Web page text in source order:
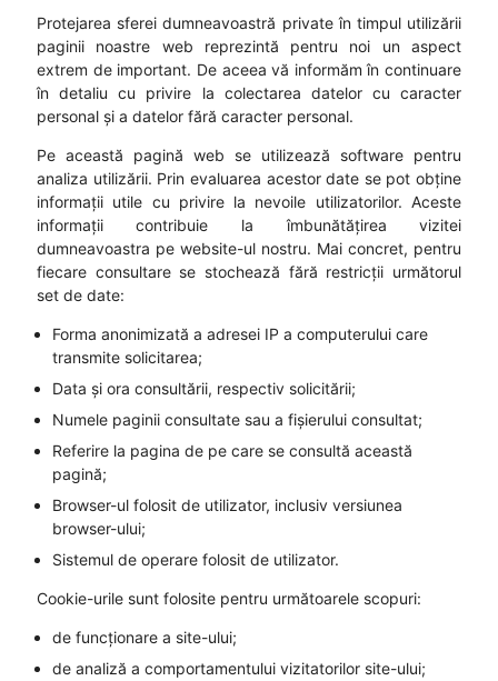
Protejarea sferei dumneavoastră private în timpul utilizării
paginii noastre web reprezintă pentru noi un aspect
extrem de important. De aceea vă informăm în continuare
în detaliu cu privire la colectarea datelor cu caracter
personal și a datelor fără caracter personal.
Pe această pagină web se utilizează software pentru
analiza utilizării. Prin evaluarea acestor date se pot obține
informații utile cu privire la nevoile utilizatorilor. Aceste
informații contribuie la îmbunătățirea vizitei
dumneavoastra pe website-ul nostru. Mai concret, pentru
fiecare consultare se stochează fără restricții următorul
set de date:
Forma anonimizată a adresei IP a computerului care
transmite solicitarea;
Data și ora consultării, respectiv solicitării;
Numele paginii consultate sau a fișierului consultat;
Referire la pagina de pe care se consultă această
pagină;
Browser-ul folosit de utilizator, inclusiv versiunea
browser-ului;
Sistemul de operare folosit de utilizator.
Cookie-urile sunt folosite pentru următoarele scopuri:
de funcționare a site-ului;
de analiză a comportamentului vizitatorilor site-ului;